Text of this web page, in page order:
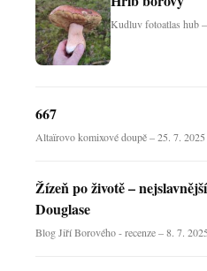
Kudluv fotoatlas hub
667
Altaïrovo komixové doupě – 25. 7. 2025
Žízeň po životě –
Douglase
Blog Jiří Borového - recenze – 8. 7. 2025